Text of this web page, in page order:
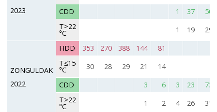
2023
CDD
1 37
50
T>22
°C 1 19 29
ZONGULDAK
2022
HDD 353 270 388 144
81
T≤15
°C 30 28 29 21
14
CDD
3 6 3 23
73
T>22
°C 1 2 4 26 31